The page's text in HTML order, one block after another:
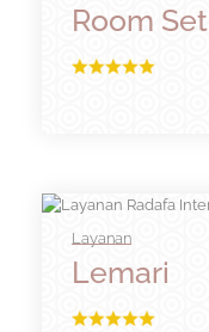
Room Set
Layanan
Lemari